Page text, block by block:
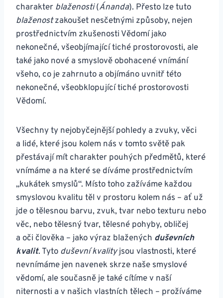
charakter blaženosti(Ánanda). Přesto lze tuto
blaženostzakoušet nesčetnými způsoby, nejen
prostřednictvím zkušenosti Vědomí jako
nekonečné, všeobjímající tiché prostorovosti, ale
také jako nové a smyslově obohacené vnímání
všeho, co je zahrnuto a objímáno uvnitř této
nekonečné, všeobklopující tiché prostorovosti
Vědomí.
Všechny ty nejobyčejnější pohledy a zvuky, věci
a lidé, které jsou kolem nás v tomto světě pak
přestávají mít charakter pouhých předmětů, které
vnímáme a na které se díváme prostřednictvím
„kukátek smyslů“. Místo toho zažíváme každou
smyslovou kvalitu těl v prostoru kolem nás – ať už
jde o tělesnou barvu, zvuk, tvar nebo texturu nebo
věc, nebo tělesný tvar, tělesné pohyby, obličej
a oči člověka – jako výraz blažených duševních
kvalit. Tyto duševní kvalityjsou vlastnosti, které
nevnímáme jen navenek skrze naše smyslové
vědomí, ale současně je také cítíme v naší
niternosti a v našich vlastních tělech – prožíváme